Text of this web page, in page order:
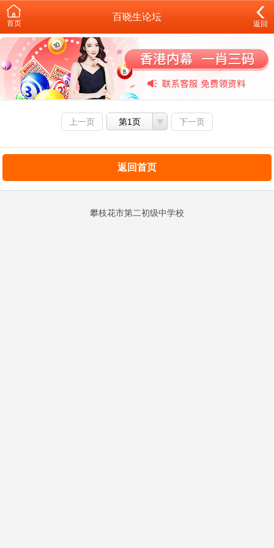
首页
百晓生论坛
返回
上一页 第1页 下一页
返回首页
攀枝花市第二初级中学校